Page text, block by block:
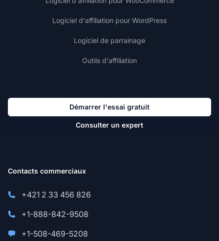
Logiciel d'affiliation pour WordPress
Logiciel de parrainage
Outils d'affiliation
Démarrer l'essai gratuit
Consulter un expert
Contacts commerciaux
+421 2 33 456 826
+1-888-842-9508
+1-508-469-5208